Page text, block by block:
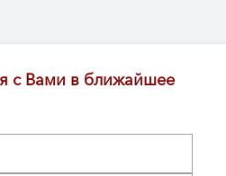
с Вами в ближайшее